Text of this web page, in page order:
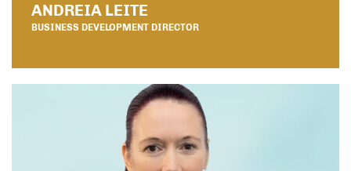
ANDREIA LEITE
BUSINESS DEVELOPMENT DIRECTOR